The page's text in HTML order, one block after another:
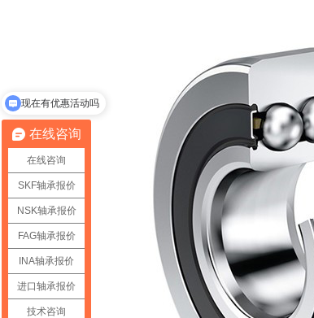
在线咨询
在线咨询
SKF轴承报价
NSK轴承报价
FAG轴承报价
INA轴承报价
进口轴承报价
技术咨询
现在有优惠活动吗